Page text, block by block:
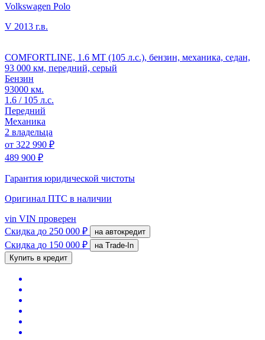
Volkswagen Polo
V 2013 г.в.
COMFORTLINE, 1.6 MT (105 л.с.), бензин, механика, седан,
93 000 км, передний, серый
Бензин
93000 км.
1.6 / 105 л.с.
Передний
Механика
2 владельца
от 322 990 ₽
489 900 ₽
Гарантия юридической чистоты
Оригинал ПТС в наличии
vin VIN проверен
Скидка до 250 000 ₽ на автокредит
Скидка до 150 000 ₽
на Trade-In
Купить в кредит